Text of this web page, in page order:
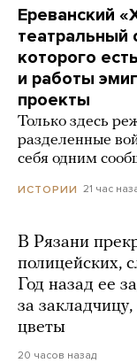
Ереванский
театральный
которого
и работы
проекты
Только здесь
разделенные
себя одним
ИСТОРИИ 21 час
В Рязани
полицейских,
Год назад ее
за
цветы
20 часов назад